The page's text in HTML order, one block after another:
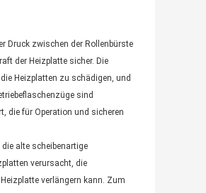
Druck zwischen der Rollenbürste
der Heizplatte sicher. Die
Heizplatten zu schädigen, und
sind
die für Operation und sicheren
alte scheibenartige
verursacht, die
verlängern kann. Zum